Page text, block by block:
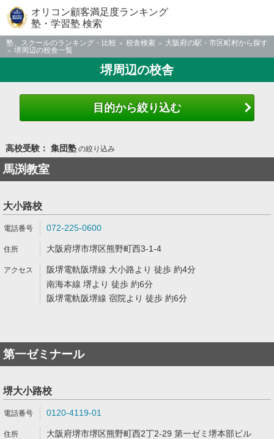
オリコン顧客満足度ランキング
塾・学習塾 検索
塾、スクールのランキング・比較 校舎検索
大阪府の駅・市区町村から探す
堺周辺の校舎一覧
堺周辺の校舎
目的から絞り込む
高校受験： 集団塾の絞り込み
馬渕教室
大小路校
072-225-0600
大阪府堺市堺区熊野町西3-1-4
阪堺電軌阪堺線 大小路より 徒歩 約4分
南海本線 堺より 徒歩 約6分
阪堺電軌阪堺線 宿院より 徒歩 約6分
第一ゼミナール
堺大小路校
0120-4119-01
大阪府堺市堺区熊野町西2丁2-29 第一ゼミ堺本部ビル